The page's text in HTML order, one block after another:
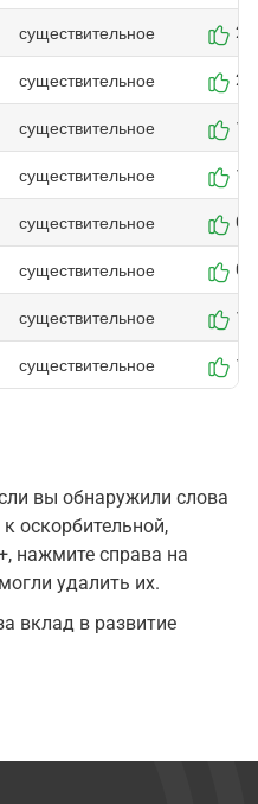
существительное 2
существительное 2
существительное 1
существительное 1
существительное 0
существительное 0
существительное 1
существительное 1
вы обнаружили слова
оскорбительной,
нажмите справа на
удалить их.
вклад в развитие